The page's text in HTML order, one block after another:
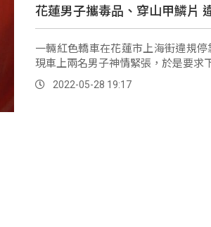
花蓮男子攜毒品、穿山甲鱗片
一輛紅色轎車在花蓮市上海街違規
現車上兩名男子神情緊張，於是要求
2022-05-28 19:17